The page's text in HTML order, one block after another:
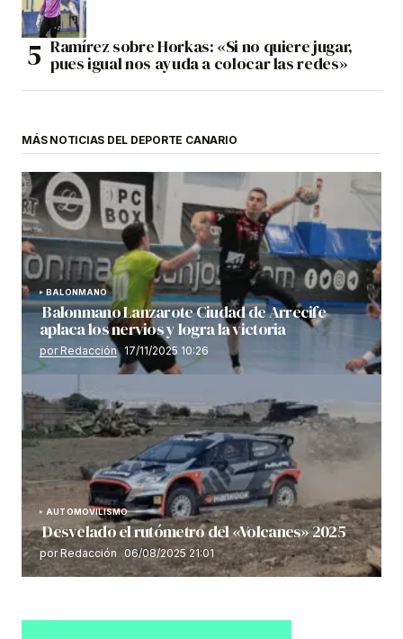
Ramírez sobre Horkas: «Si no quiere jugar,
pues igual nos ayuda a colocar las redes»
MÁS NOTICIAS DEL DEPORTE CANARIO
BALONMANO
Balonmano Lanzarote Ciudad de Arrecife
aplaca los nervios y logra la victoria
por Redacción 17/11/2025 10:26
AUTOMOVILISMO
Desvelado el rutómetro del «Volcanes» 2025
por Redacción 06/08/2025 21:01